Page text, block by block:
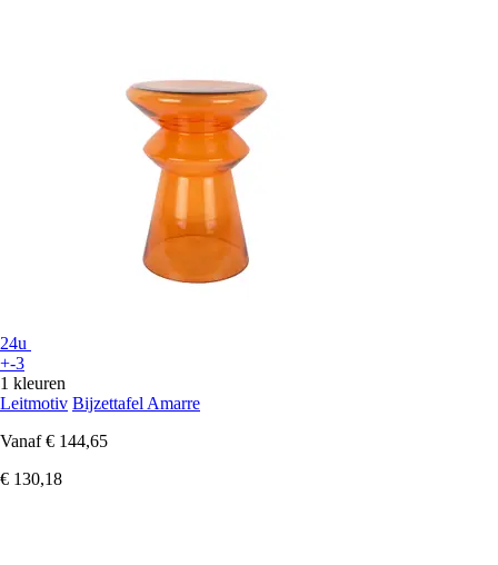
24u
+-3
1 kleuren
Leitmotiv Bijzettafel Amarre
Vanaf € 144,65
€ 130,18